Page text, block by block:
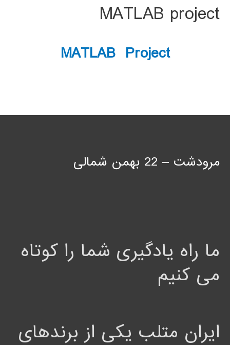
MATLAB project
MATLAB Project
مرودشت – 22 بهمن شمالی
ما راه یادگیری شما را کوتاه
می کنیم
ایران متلب یکی از برندهای